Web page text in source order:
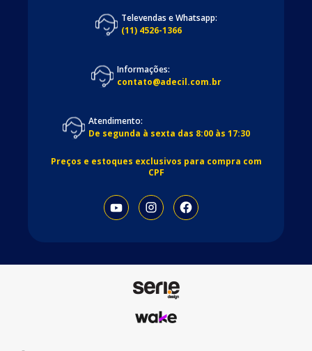
Televendas e Whatsapp:
(11) 4526-1366
Informações:
contato@adecil.com.br
Atendimento:
De segunda à sexta das 8:00 às 17:30
Preços e estoques exclusivos para compra com
CPF